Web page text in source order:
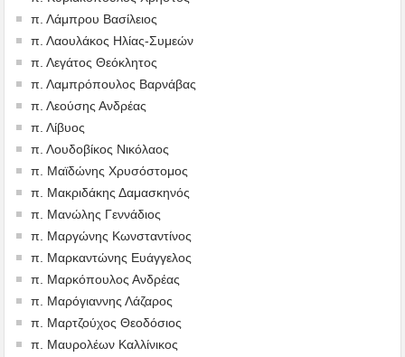
π. Λάμπρου Βασίλειος
π. Λαουλάκος Ηλίας-Συμεών
π. Λεγάτος Θεόκλητος
π. Λαμπρόπουλος Βαρνάβας
π. Λεούσης Ανδρέας
π. Λίβυος
π. Λουδοβίκος Νικόλαος
π. Μαϊδώνης Χρυσόστομος
π. Μακριδάκης Δαμασκηνός
π. Μανώλης Γεννάδιος
π. Μαργώνης Κωνσταντίνος
π. Μαρκαντώνης Ευάγγελος
π. Μαρκόπουλος Ανδρέας
π. Μαρόγιαννης Λάζαρος
π. Μαρτζούχος Θεοδόσιος
π. Μαυρολέων Καλλίνικος